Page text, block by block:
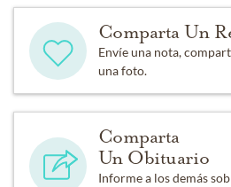
Comparta Un
Envíe una nota,
una foto.
Comparta
Un Obituario
Informe a los demás